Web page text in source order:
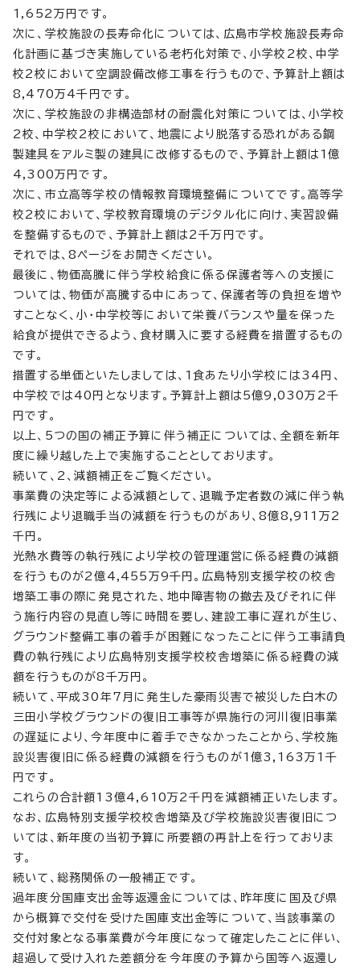
1,652万円です。
次に、学校施設の長寿命化については、広島市学校施設長寿命
化計画に基づき実施している老朽化対策で、小学校2校、中学
校2校において空調設備改修工事を行うもので、予算計上額は
8,470万4千円です。
次に、学校施設の非構造部材の耐震化対策については、小学校
2校、中学校2校において、地震により脱落する恐れがある鋼
製建具をアルミ製の建具に改修するもので、予算計上額は1億
4,300万円です。
次に、市立高等学校の情報教育環境整備についてです。高等学
校2校において、学校教育環境のデジタル化に向け、実習設備
を整備するもので、予算計上額は2千万円です。
それでは、8ページをお開きください。
最後に、物価高騰に伴う学校給食に係る保護者等への支援に
ついては、物価が高騰する中にあって、保護者等の負担を増や
すことなく、小・中学校等において栄養バランスや量を保った
給食が提供できるよう、食材購入に要する経費を措置するもの
です。
措置する単価といたしましては、1食あたり小学校には34円、
中学校では40円となります。予算計上額は5億9,030万2千
円です。
以上、5つの国の補正予算に伴う補正については、全額を新年
度に繰り越した上で実施することとしております。
続いて、2、減額補正をご覧ください。
事業費の決定等による減額として、退職予定者数の減に伴う執
行残により退職手当の減額を行うものがあり、8億8,911万2
千円。
光熱水費等の執行残により学校の管理運営に係る経費の減額
を行うものが2億4,455万9千円。広島特別支援学校の校舎
増築工事の際に発見された、地中障害物の撤去及びそれに伴
う施行内容の見直し等に時間を要し、建設工事に遅れが生じ、
グラウンド整備工事の着手が困難になったことに伴う工事請負
費の執行残により広島特別支援学校校舎増築に係る経費の減
額を行うものが8千万円。
続いて、平成30年7月に発生した豪雨災害で被災した白木の
三田小学校グラウンドの復旧工事等が県施行の河川復旧事業
の遅延により、今年度中に着手できなかったことから、学校施
設災害復旧に係る経費の減額を行うものが1億3,163万1千
円です。
これらの合計額13億4,610万2千円を減額補正いたします。
なお、広島特別支援学校校舎増築及び学校施設災害復旧につ
いては、新年度の当初予算に所要額の再計上を行っておりま
す。
続いて、総務関係の一般補正です。
過年度分国庫支出金等返還金については、昨年度に国及び県
から概算で交付を受けた国庫支出金等について、当該事業の
交付対象となる事業費が今年度になって確定したことに伴い、
超過して受け入れた差額分を今年度の予算から国等へ返還し